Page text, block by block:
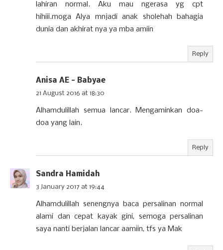
lahiran normal. Aku mau ngerasa yg cpt
hihiii.moga Alya mnjadi anak sholehah bahagia
dunia dan akhirat nya ya mba amiin
Reply
Anisa AE - Babyae
21 August 2016 at 18:30
Alhamdulillah semua lancar. Mengaminkan doa-
doa yang lain.
Reply
Sandra Hamidah
3 January 2017 at 19:44
Alhamdulillah senengnya baca persalinan normal
alami dan cepat kayak gini, semoga persalinan
saya nanti berjalan lancar aamiin, tfs ya Mak